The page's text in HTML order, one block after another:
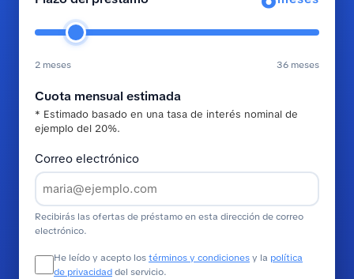
2 meses 36 meses
Cuota mensual estimada
* Estimado basado en una tasa de interés nominal de
ejemplo del 20%.
Correo electrónico
Recibirás las ofertas de préstamo en esta dirección de correo
electrónico.
He leído y acepto lostérminos y condicionesy la política
de privacidaddel servicio.